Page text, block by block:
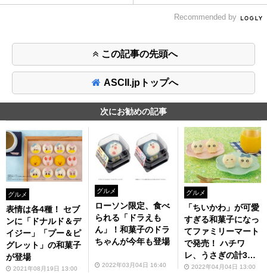
Recommended by
この記事の先頭へ
ASCII.jpトップへ
次にお勧めの記事
グルメ
表情は各4種！ セブ
ンに「ドナルド＆デ
イジー」「プー＆ピ
グレット」の和菓子
が登場
2021年08月19日 13:00
グルメ
ローソン限定、食べ
られる「ドラえも
ん」！和菓子のドラ
ちゃんが今年も登場
2022年03月04日 16:40
グルメ
「ちいかわ」が可愛
すぎる和菓子になっ
てファミリーマート
で発売！ ハチワ
レ、うさぎの計3キ
ャラ2022年04月04日 13:00